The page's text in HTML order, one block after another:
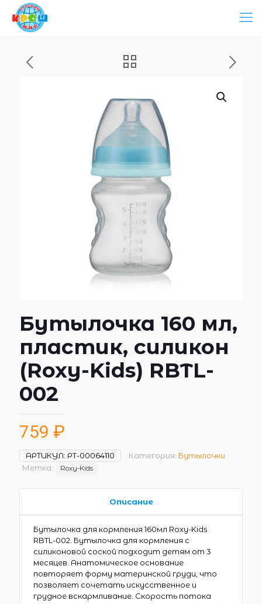
Бутылочка 160 мл,
пластик, силикон
(Roxy-Kids) RBTL-
002
759 ₽
АРТИКУЛ: РТ-00064110 Категория: Бутылочки
Метка:
Roxy-Kids
Описание
Бутылочка для кормления 160мл Roxy-Kids
RBTL-002. Бутылочка для кормления с
силиконовой соской подходит детям от 3
месяцев. Анатомическое основание
повторяет форму материнской груди, что
позволяет сочетать искусственное и
грудное вскармливание. Скорость потока